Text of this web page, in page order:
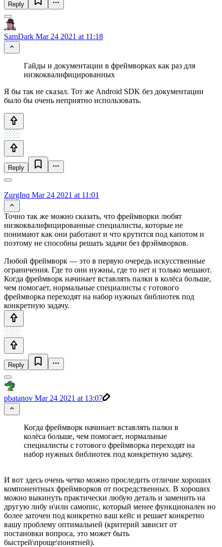
Reply
SamDark Mar 24 2021 at 11:18
Гайды и документации в фреймворках как раз для
низкоквалифицированных
Я бы так не сказал. Тот же Android SDK без документации
было бы очень неприятно использовать.
Reply
ZurgInq Mar 24 2021 at 11:01
Точно так же можно сказать, что фреймворки любят
низкоквалифицированные специалисты, которые не
понимают как они работают и что крутится под капотом и
поэтому не способны решать задачи без фрэймворков.
Любой фреймворк — это в первую очередь искусственные
ограничения. Где то они нужны, где то нет и только мешают.
Когда фреймворк начинает вставлять палки в колёса больше,
чем помогает, нормальные специалисты с готового
фреймворка переходят на набор нужных библиотек под
конкретную задачу.
Reply
pbatanov Mar 24 2021 at 13:07
Когда фреймворк начинает вставлять палки в
колёса больше, чем помогает, нормальные
специалисты с готового фреймворка переходят на
набор нужных библиотек под конкретную задачу.
И вот здесь очень четко можно проследить отличие хороших
компонентных фреймворков от посредственных. В хороших
можно выкинуть практически любую деталь и заменить на
другую либу и\или самопис, который менее функционален но
более заточен под конкретно ваш кейс и решает конкретно
вашу проблему оптимальней (критерий зависит от
постановки вопроса, это может быть
быстрей\проще\понятней).